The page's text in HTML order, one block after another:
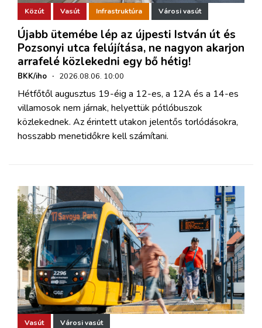
Közút Vasút Infrastruktúra Városi vasút
Újabb ütemébe lép az újpesti István út és
Pozsonyi utca felújítása, ne nagyon akarjon
arrafelé közlekedni egy bő hétig!
BKK/iho · 2026.08.06. 10:00
Hétfőtől augusztus 19-éig a 12-es, a 12A és a 14-es
villamosok nem járnak, helyettük pótlóbuszok
közlekednek. Az érintett utakon jelentős torlódásokra,
hosszabb menetidőkre kell számítani.
Vasút Városi vasút